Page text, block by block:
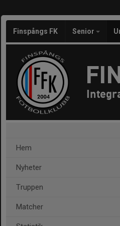
Finspångs FK Senior
Hem
Nyheter
Truppen
Matcher